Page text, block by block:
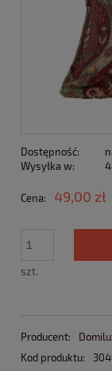
Dostępność:
Wysyłka w:
Cena: 49,00 zł
szt.
Producent:
Kod produktu: